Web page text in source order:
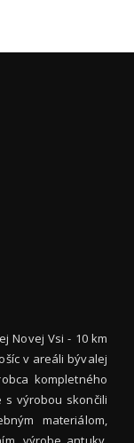
Novej Vsi - 10 km
v areáli bývalej
kompletného
s výrobou skončili
materiálom,